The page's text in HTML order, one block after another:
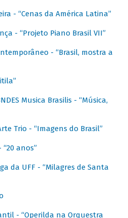
- “Cenas da América Latina”
- “Projeto Piano Brasil VII”
- “Brasil, mostra a
Musica Brasilis - “Música,
Trio - “Imagens do Brasil”
anos”
da UFF - “Milagres de Santa
- “Operilda na Orquestra